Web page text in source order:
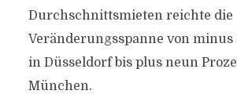
Durchschnittsmieten reichte die
Veränderungsspanne von minus
in Düsseldorf bis plus neun
München.